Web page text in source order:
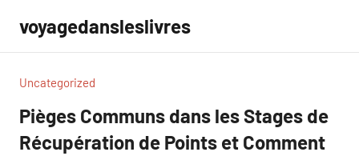
contenu
voyagedansleslivres
Uncategorized
Pièges Communs dans les Stages de
Récupération de Points et Comment